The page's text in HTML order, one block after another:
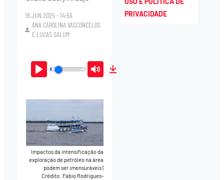
19.JUN.2025 - 14:56
ANA CAROLINA VASCONCELOS
E LUCAS SALUM
Play Mute
Impactos da intensificação da
exploração de petróleo na área
podem ser imensuráveis|
Crédito: Fabio Rodrigues-
PRIVACIDADE